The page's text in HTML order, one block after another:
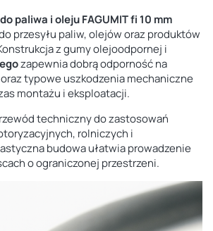
paliwa i oleju FAGUMIT fi 10 mm
przesyłu paliw, olejów oraz produktów
z gumy olejoodpornej i
zapewnia dobrą odporność na
typowe uszkodzenia mechaniczne
montażu i eksploatacji.
techniczny do zastosowań
rolniczych i
budowa ułatwia prowadzenie
o ograniczonej przestrzeni.